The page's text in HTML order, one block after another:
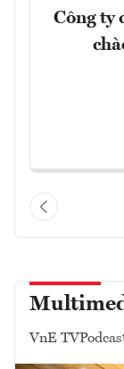
Công ty
VnE TV